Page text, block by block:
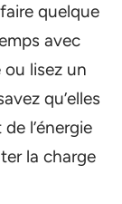
quelque
avec
lisez un
qu’elles
l’énergie
la charge